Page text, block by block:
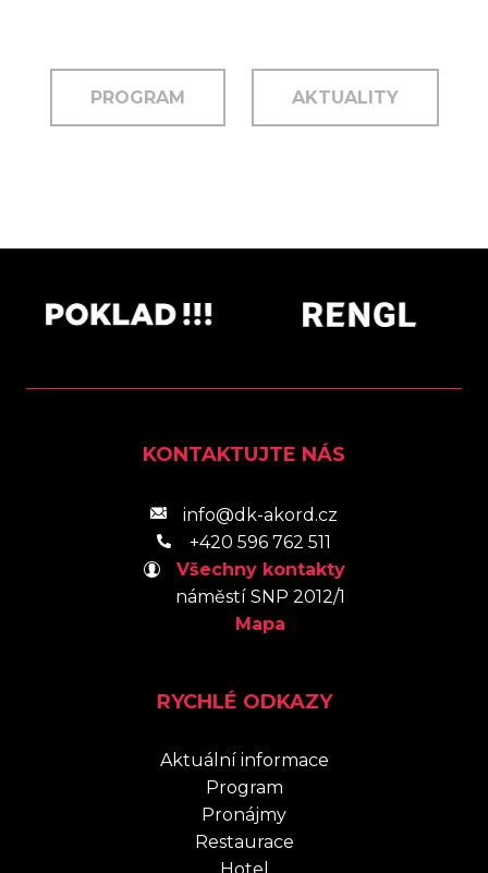
PROGRAM AKTUALITY
KONTAKTUJTE NÁS
info@dk-akord.cz
+420 596 762 511
Všechny kontakty
náměstí SNP 2012/1
Mapa
RYCHLÉ ODKAZY
Aktuální informace
Program
Pronájmy
Restaurace